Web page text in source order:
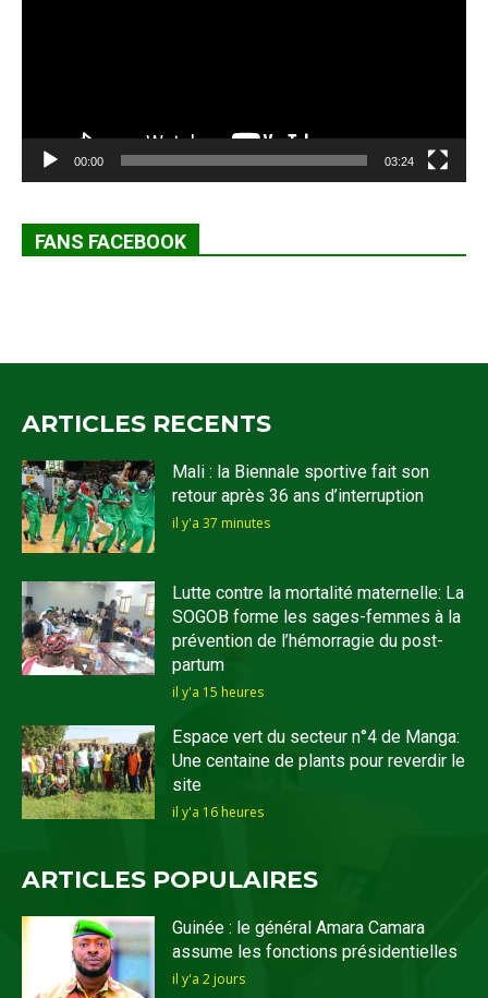
00:00 03:24
FANS FACEBOOK
ARTICLES RECENTS
Mali : la Biennale sportive fait son
retour après 36 ans d’interruption
il y'a 37 minutes
Lutte contre la mortalité maternelle: La
SOGOB forme les sages-femmes à la
prévention de l’hémorragie du post-
partum
il y'a 15 heures
Espace vert du secteur n°4 de Manga:
Une centaine de plants pour reverdir le
site
il y'a 16 heures
ARTICLES POPULAIRES
Guinée : le général Amara Camara
assume les fonctions présidentielles
il y'a 2 jours